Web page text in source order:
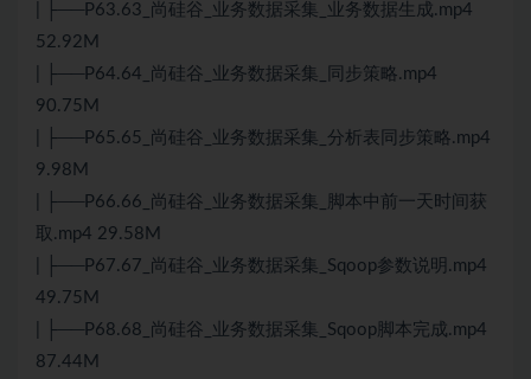
| ├──P63.63_尚硅谷_业务数据采集_业务数据生成.mp4
52.92M
| ├──P64.64_尚硅谷_业务数据采集_同步策略.mp4
90.75M
| ├──P65.65_尚硅谷_业务数据采集_分析表同步策略.mp4
9.98M
| ├──P66.66_尚硅谷_业务数据采集_脚本中前一天时间获
取.mp4 29.58M
| ├──P67.67_尚硅谷_业务数据采集_Sqoop参数说明.mp4
49.75M
| ├──P68.68_尚硅谷_业务数据采集_Sqoop脚本完成.mp4
87.44M